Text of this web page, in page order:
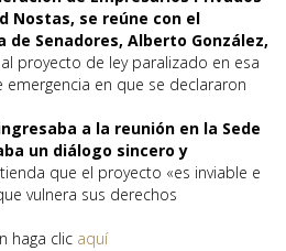
Nostas, se reúne con el
de Senadores, Alberto González,
proyecto de ley paralizado en esa
en que se declararon
a la reunión en la Sede
un diálogo sincero y
que el proyecto «es inviable e
vulnera sus derechos
haga clic aquí